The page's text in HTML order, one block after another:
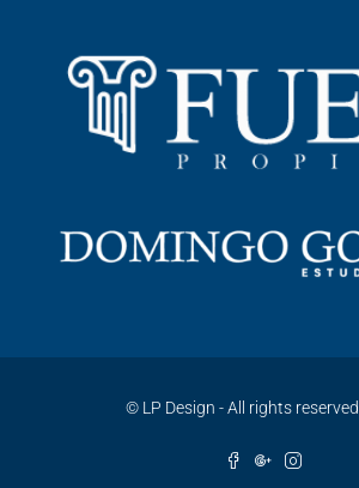
© LP Design - All rights reserved